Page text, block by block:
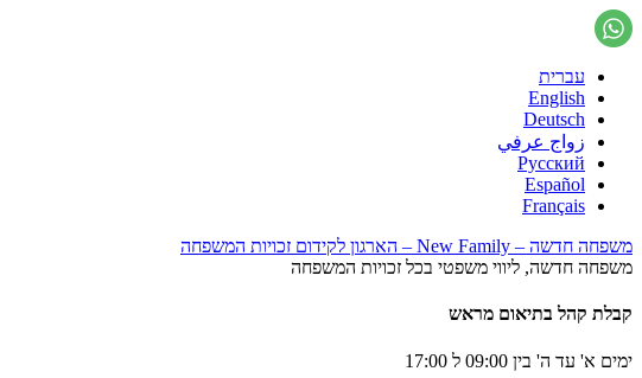
עברית
English
Deutsch
زواج عرفي
Русский
Español
Français
משפחה חדשה – New Family – הארגון לקידום זכויות המשפחה
משפחה חדשה, ליווי משפטי בכל זכויות המשפחה
קבלת קהל בתיאום מראש
ימים א' עד ה' בין 09:00 ל 17:00